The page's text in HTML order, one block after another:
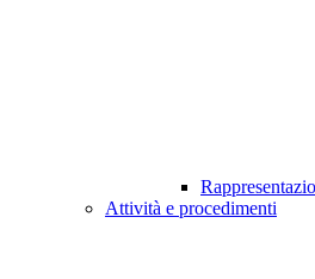
Attività e procedimenti